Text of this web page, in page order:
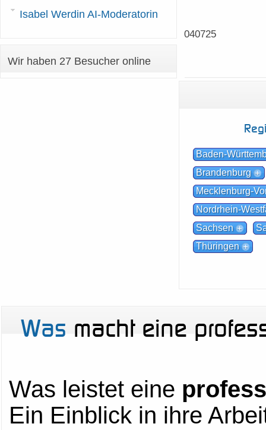
040725
Baden-
Brandenburg
Mecklenburg-
Nordrhein-
Sachsen
Thüringen
Isabel Werdin AI-Moderatorin
Wir haben 27 Besucher online
Was macht eine
Was leistet eine
Ein Einblick in ihre